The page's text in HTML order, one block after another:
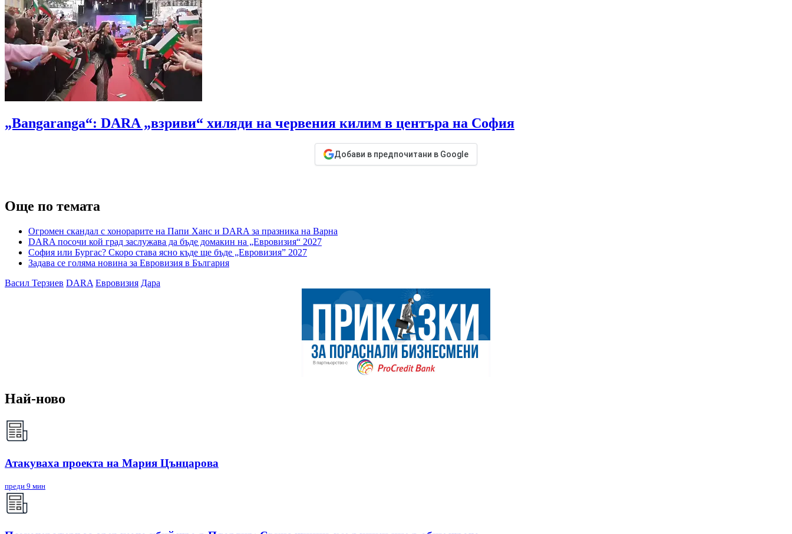
„Bangaranga“: DARA „взриви“ хиляди на червения килим в центъра на София
Добави в предпочитани в Google
Още по темата
Огромен скандал с хонорарите на Папи Ханс и DARA за празника на Варна
DARA посочи кой град заслужава да бъде домакин на „Евровизия“ 2027
София или Бургас? Скоро става ясно къде ще бъде „Евровизия” 2027
Задава се голяма новина за Евровизия в България
Васил Терзиев DARA Евровизия Дара
Най-ново
Атакуваха проекта на Мария Цънцарова
преди 9 мин